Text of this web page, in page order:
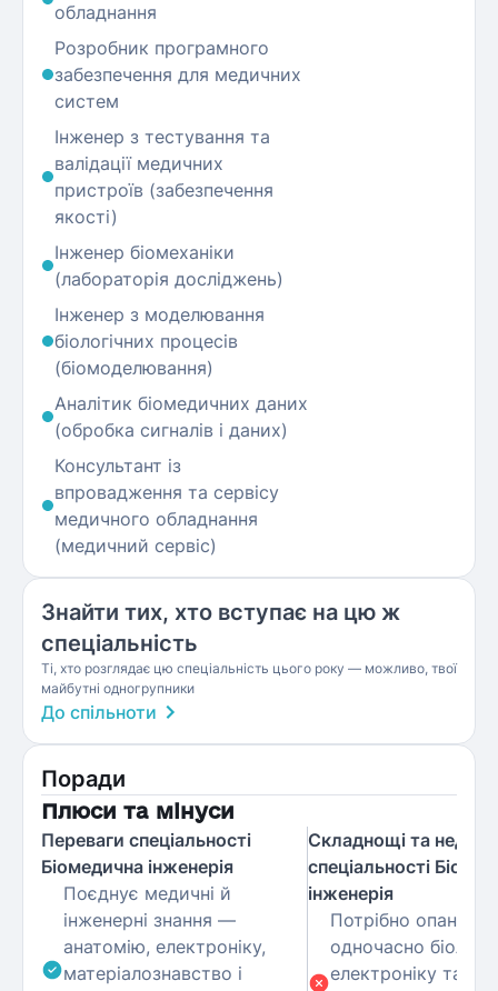
обладнання
Розробник програмного
забезпечення для медичних
систем
Інженер з тестування та
валідації медичних
пристроїв (забезпечення
якості)
Інженер біомеханіки
(лабораторія досліджень)
Інженер з моделювання
біологічних процесів
(біомоделювання)
Аналітик біомедичних даних
(обробка сигналів і даних)
Консультант із
впровадження та сервісу
медичного обладнання
(медичний сервіс)
Знайти тих, хто вступає на цю ж
спеціальність
Ті, хто розглядає цю спеціальність цього року — можливо, твої
майбутні одногрупники
До спільноти
Поради
Плюси та мінуси
Переваги спеціальності
Біомедична інженерія
Поєднує медичні й
інженерні знання —
анатомію, електроніку,
матеріалознавство і
Складнощі та
спеціальності
інженерія
Потрібно
одночасно
електроніку та